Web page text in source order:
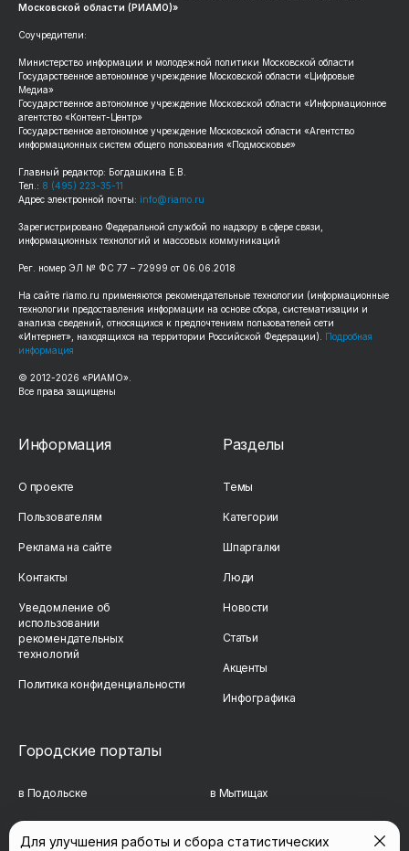
Московской области (РИАМО)»
Соучредители:
Министерство информации и молодежной политики Московской области
Государственное автономное учреждение Московской области «Цифровые
Медиа»
Государственное автономное учреждение Московской области «Информационное
агентство «Контент-Центр»
Государственное автономное учреждение Московской области «Агентство
информационных систем общего пользования «Подмосковье»
Главный редактор: Богдашкина Е.В.
Тел.: 8 (495) 223-35-11
Адрес электронной почты: info@riamo.ru
Зарегистрировано Федеральной службой по надзору в сфере связи,
информационных технологий и массовых коммуникаций
Рег. номер ЭЛ № ФС 77 – 72999 от 06.06.2018
На сайте riamo.ru применяются рекомендательные технологии (информационные
технологии предоставления информации на основе сбора, систематизации и
анализа сведений, относящихся к предпочтениям пользователей сети
«Интернет», находящихся на территории Российской Федерации). Подробная
информация
© 2012-2026 «РИАМО».
Все права защищены
Информация
О проекте
Пользователям
Реклама на сайте
Контакты
Уведомление об
использовании
рекомендательных
технологий
Политика конфиденциальности
Разделы
Темы
Категории
Шпаргалки
Люди
Новости
Статьи
Акценты
Инфографика
Городские порталы
в Подольске в Мытищах
Для улучшения работы и сбора статистических